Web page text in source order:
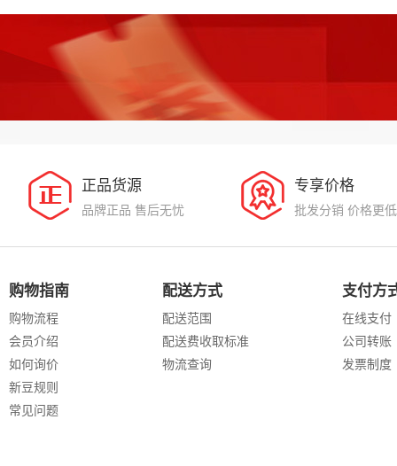
正品货源
品牌正品 售后无忧
专享价格
批发分销 价格更低
购物指南
购物流程
会员介绍
如何询价
新豆规则
常见问题
配送方式
配送范围
配送费收取标准
物流查询
支付方
在线支付
公司转账
发票制度